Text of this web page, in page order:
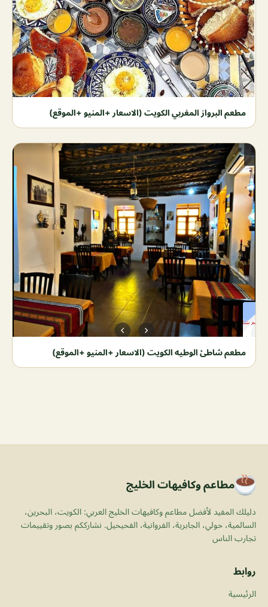
مطعم البرواز المغربي الكويت (الاسعار +المنيو +الموقع)
مطعم شاطئ الوطيه الكويت (الاسعار +المنيو +الموقع)
مطاعم وكافيهات الخليج
دليلك المفيد لأفضل مطاعم وكافيهات الخليج العربي: الكويت، البحرين،
السالمية، حولي، الجابرية، الفروانية، الفحيحيل. نشارككم بصور وتقييمات
تجارب الناس
روابط
الرئيسية